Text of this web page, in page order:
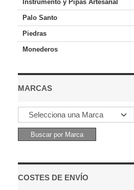
Instrumento y Pipas Artesanal
Palo Santo
Piedras
Monederos
MARCAS
COSTES DE ENVÍO